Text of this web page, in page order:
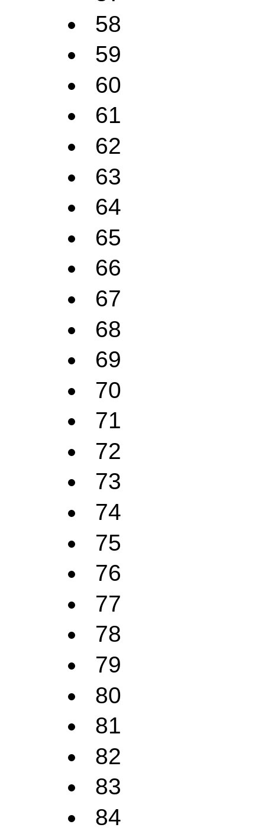
58
59
60
61
62
63
64
65
66
67
68
69
70
71
72
73
74
75
76
77
78
79
80
81
82
83
84